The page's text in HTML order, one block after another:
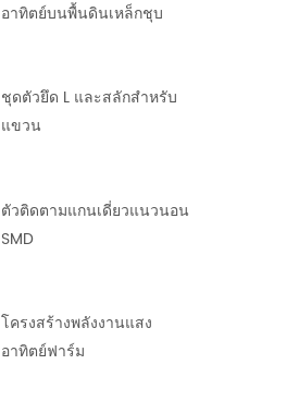
อาทิตย์บนพื้นดินเหล็กชุบ
ชุดตัวยึด L และสลักสำหรับ
แขวน
ตัวติดตามแกนเดี่ยวแนวนอน
SMD
โครงสร้างพลังงานแสง
อาทิตย์ฟาร์ม